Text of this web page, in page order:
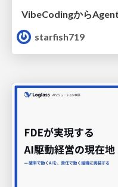
VibeCodingから
starfish719